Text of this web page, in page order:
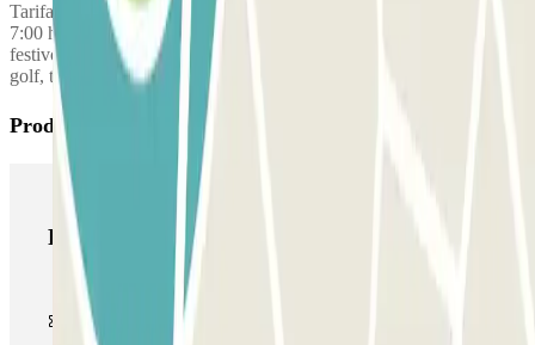
Tarifa nocturna de 10 euros por llegada o salida entre las 21:00 y las
7:00 horas (1 cargo extra por reserva) 10€ por llegada o salida en día
festivo 5€ por equipaje voluminoso (maleta muy grande, bolsa de
golf, tabla de surf, esquí...)
Productos de Parclick
Productos de Parclick